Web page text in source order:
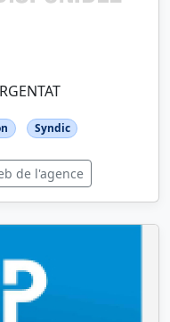
Syndic
de l'agence